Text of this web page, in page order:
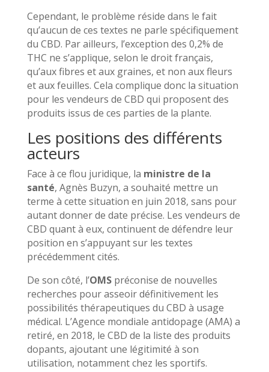
Cependant, le problème réside dans le fait
qu’aucun de ces textes ne parle spécifiquement
du CBD. Par ailleurs, l’exception des 0,2% de
THC ne s’applique, selon le droit français,
qu’aux fibres et aux graines, et non aux fleurs
et aux feuilles. Cela complique donc la situation
pour les vendeurs de CBD qui proposent des
produits issus de ces parties de la plante.
Les positions des différents
acteurs
Face à ce flou juridique, la ministre de la
santé, Agnès Buzyn, a souhaité mettre un
terme à cette situation en juin 2018, sans pour
autant donner de date précise. Les vendeurs de
CBD quant à eux, continuent de défendre leur
position en s’appuyant sur les textes
précédemment cités.
De son côté, l’OMSpréconise de nouvelles
recherches pour asseoir définitivement les
possibilités thérapeutiques du CBD à usage
médical. L’Agence mondiale antidopage (AMA) a
retiré, en 2018, le CBD de la liste des produits
dopants, ajoutant une légitimité à son
utilisation, notamment chez les sportifs.